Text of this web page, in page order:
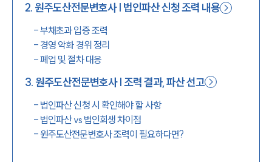
2. 원주도산전문변호사 | 법인파산 신청 조력 내용
-부채초과 입증 조력
- 경영 악화 경위 정리
-폐업 및 절차 대응
3. 원주도산전문변호사 | 조력 결과, 파산 선고
- 법인파산 신청 시 확인해야 할 사항
- 법인파산 vs 법인회생 차이점
- 원주도산전문변호사 조력이 필요하다면?